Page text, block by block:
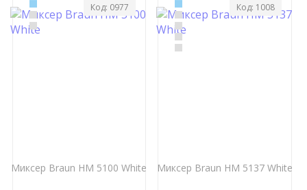
Миксер Braun HM 5100 White
Код: 0977
Миксер Braun HM 5137 White
Код: 1008